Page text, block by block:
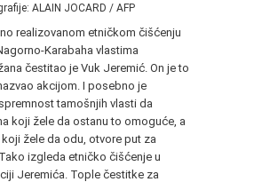
ALAIN JOCARD / AFP
realizovanom etničkom čišćenju
Karabaha vlastima
čestitao je Vuk Jeremić. On je to
akcijom. I posebno je
tamošnjih vlasti da
koji žele da ostanu to omoguće, a
žele da odu, otvore put za
izgleda etničko čišćenje u
Jeremića. Tople čestitke za